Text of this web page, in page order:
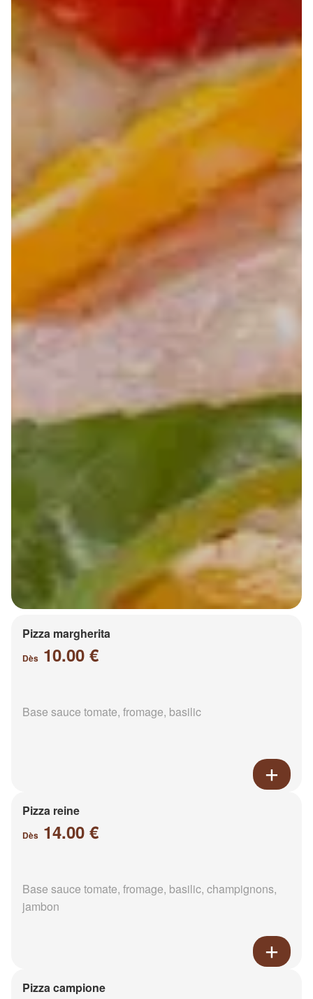
Pizza margherita
Dès 10.00 €
Base sauce tomate, fromage, basilic
Pizza reine
Dès 14.00 €
Base sauce tomate, fromage, basilic, champignons,
jambon
Pizza campione